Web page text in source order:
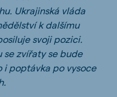
Ukrajinská vláda
k dalšímu
svoji pozici.
se zvířaty se bude
i poptávka po vysoce